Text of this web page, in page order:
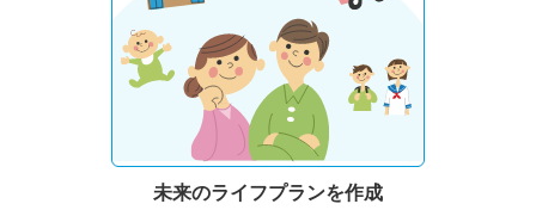
未来のライフプランを作成